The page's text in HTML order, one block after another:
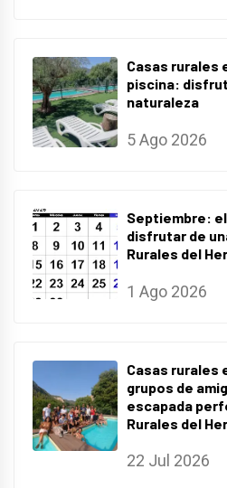
Casas rurales
piscina:
naturaleza
5 Ago 2026
Septiembre:
disfrutar de
Rurales del
1 Ago 2026
Casas rurales
grupos de
escapada
Rurales del
22 Jul 2026